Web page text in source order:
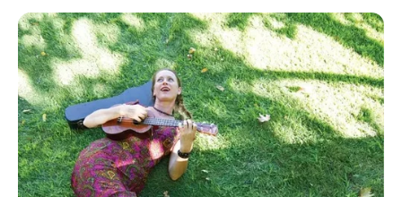
Reprodução/SBS.
Beijo Explosivo chega ao fim: veja o horário de estreia do
episódio final do dorama.
PublicadonoJASB em 22.dezembro.2025. Atualizado em
30.dezembro.2025.
WhatsApp: Rede do JASB | Saiba mais sobre os episódios finais da
série romântica.